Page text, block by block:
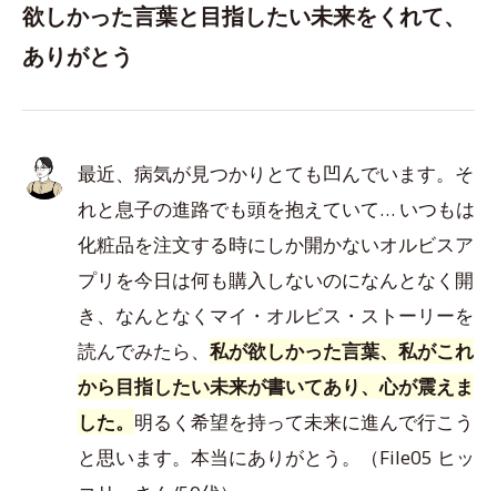
欲しかった言葉と目指したい未来をくれて、
ありがとう
最近、病気が見つかりとても凹んでいます。そ
れと息子の進路でも頭を抱えていて… いつもは
化粧品を注文する時にしか開かないオルビスア
プリを今日は何も購入しないのになんとなく開
き、なんとなくマイ・オルビス・ストーリーを
読んでみたら、 私が欲しかった言葉、私がこれ
から目指したい未来が書いてあり、心が震えま
した。 明るく希望を持って未来に進んで行こう
と思います。本当にありがとう。（File05 ヒッ